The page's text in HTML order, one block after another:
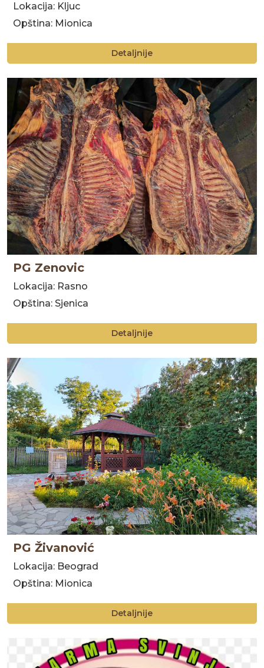
Lokacija: Kljuc
Opština: Mionica
Detaljnije
PG Zenovic
Lokacija: Rasno
Opština: Sjenica
Detaljnije
PG Živanović
Lokacija: Beograd
Opština: Mionica
Detaljnije